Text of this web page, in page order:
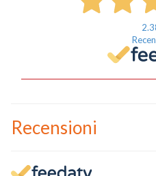
Genesi srl. Informativa Privacy
Recensioni